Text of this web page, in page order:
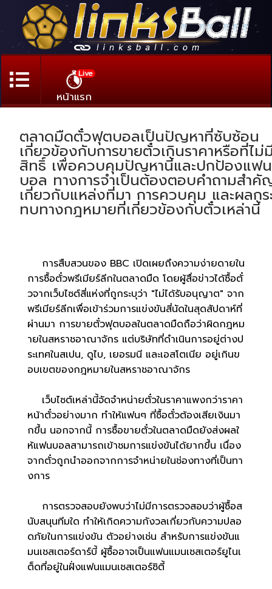
Live
หน้าแรก
ตลาดมืดตั๋วฟุตบอลเป็นปัญหาที่ซับซ้อน
เกี่ยวข้องกับการขายตั๋วเกินราคาหรือที่ไม่
สิทธิ์ เพื่อควบคุมปัญหานี้และปกป้องแฟน
บอล ทางการจำเป็นต้องตอบคำถามสำคั
เกี่ยวกับแหล่งที่มา การควบคุม และผลกร
ทบทางกฎหมายที่เกี่ยวข้องกับตั๋วเหล่านี้
การสืบสวนของ BBC เปิดเผยถึงความง่ายดายใน
การซื้อตั๋วพรีเมียร์ลีกในตลาดมืด โดยผู้สื่อข่าวได้ซื้อตั๋
วจากเว็บไซต์สี่แห่งที่ถูกระบุว่า "ไม่ได้รับอนุญาต" จาก
พรีเมียร์ลีกเพื่อเข้าร่วมการแข่งขันสี่นัดในสุดสัปดาห์ที่
ผ่านมา การขายตั๋วฟุตบอลในตลาดมืดถือว่าผิดกฎหม
ายในสหราชอาณาจักร แต่บริษัทที่ดำเนินการอยู่ต่างป
ระเทศในสเปน, ดูไบ, เยอรมนี และเอสโตเนีย อยู่เกินข
อบเขตของกฎหมายในสหราชอาณาจักร
เว็บไซต์เหล่านี้จัดจำหน่ายตั๋วในราคาแพงกว่าราคา
หน้าตั๋วอย่างมาก ทำให้แฟนๆ ที่ซื้อตั๋วต้องเสียเงินมา
กขึ้น นอกจากนี้ การซื้อขายตั๋วในตลาดมืดยังส่งผลใ
ห้แฟนบอลสามารถเข้าชมการแข่งขันได้ยากขึ้น เนื่อง
จากตั๋วถูกนำออกจากการจำหน่ายในช่องทางที่เป็นทา
งการ
การตรวจสอบยังพบว่าไม่มีการตรวจสอบว่าผู้ซื้อส
นับสนุนทีมใด ทำให้เกิดความกังวลเกี่ยวกับความปลอ
ดภัยในการแข่งขัน ตัวอย่างเช่น สำหรับการแข่งขันแ
มนเชสเตอร์ดาร์บี้ ผู้ซื้ออาจเป็นแฟนแมนเชสเตอร์ยูไนเ
ต็ดที่อยู่ในฝั่งแฟนแมนเชสเตอร์ซิตี้